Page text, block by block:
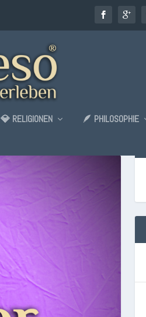
💎 RELIGIONEN 🪶 PHILOSOPHIE